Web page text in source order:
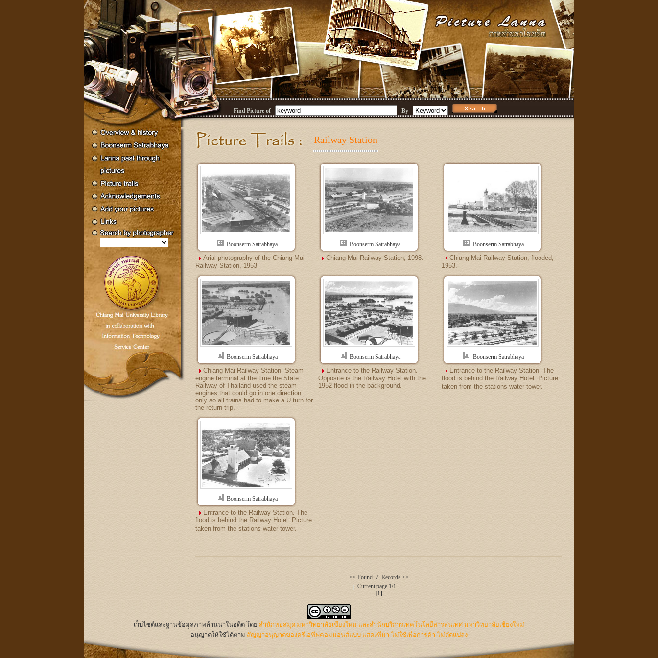
Find Picture of By
Railway Station
Boonserm Satrabhaya
Arial photography of the Chiang Mai
Railway Station, 1953.
Boonserm Satrabhaya
Chiang Mai Railway Station, 1998.
Boonserm Satrabhaya
Chiang Mai Railway Station, flooded,
1953.
Boonserm Satrabhaya
Chiang Mai Railway Station: Steam
engine terminal at the time the State
Railway of Thailand used the steam
engines that could go in one direction
only so all trains had to make a U turn for
the return trip.
Boonserm Satrabhaya
Entrance to the Railway Station.
Opposite is the Railway Hotel with the
1952 flood in the background.
Boonserm Satrabhaya
Entrance to the Railway Station. The
flood is behind the Railway Hotel. Picture
taken from the stations water tower.
Boonserm Satrabhaya
Entrance to the Railway Station. The
flood is behind the Railway Hotel. Picture
taken from the stations water tower.
<< Found 7 Records >>
Current page 1/1
[1]
เว็บไซต์และฐานข้อมูลภาพล้านนาในอดีต โดย สำนักหอสมุด มหาวิทยาลัยเชียงใหม่ และสำนักบริการเทคโนโลยีสารสนเทศ มหาวิทยาลัยเชียงใหม่
อนุญาตให้ใช้ได้ตาม สัญญาอนุญาตของครีเอทีฟคอมมอนส์แบบ แสดงที่มา-ไม่ใช้เพื่อการค้า-ไม่ดัดแปลง